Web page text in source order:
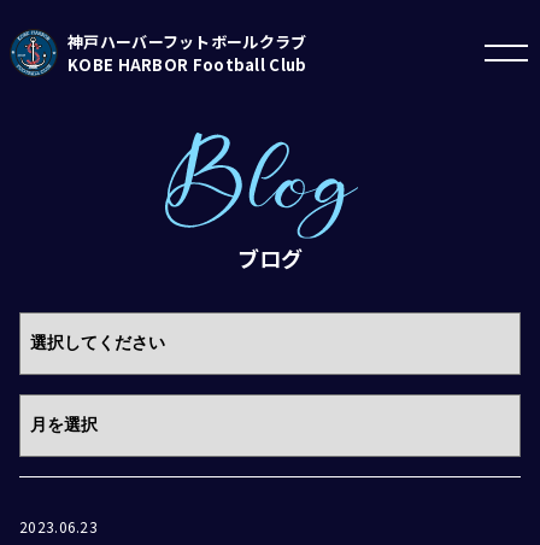
神戸ハーバーフットボールクラブ
KOBE HARBOR Football Club
ブログ
2023.06.23